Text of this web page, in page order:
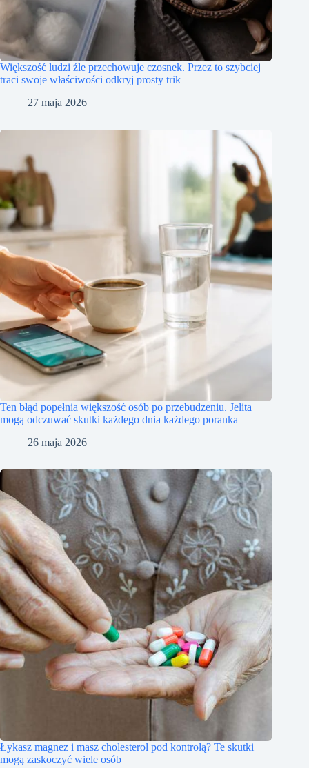
Większość ludzi źle przechowuje czosnek. Przez to szybciej
traci swoje właściwości odkryj prosty trik
27 maja 2026
Ten błąd popełnia większość osób po przebudzeniu. Jelita
mogą odczuwać skutki każdego dnia każdego poranka
26 maja 2026
Łykasz magnez i masz cholesterol pod kontrolą? Te skutki
mogą zaskoczyć wiele osób